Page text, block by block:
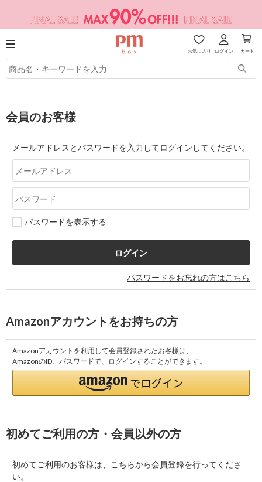
お気に入り ログイン カート
会員のお客様
メールアドレスとパスワードを入力してログインしてください。
パスワードを表示する
パスワードをお忘れの方はこちら
Amazonアカウントをお持ちの方
Amazonアカウントを利用して会員登録されたお客様は、
AmazonのID、パスワードで、ログインすることができます。
初めてご利用の方・会員以外の方
初めてご利用のお客様は、こちらから会員登録を行ってくださ
い。